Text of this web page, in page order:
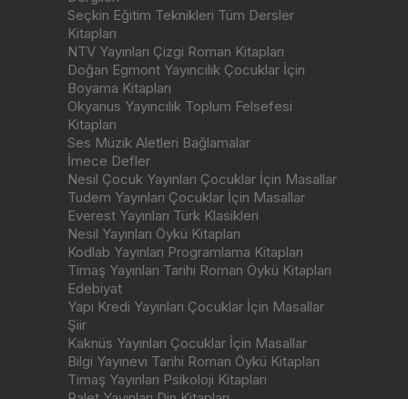
Seçkin Eğitim Teknikleri Tüm Dersler
Kitapları
NTV Yayınları Çizgi Roman Kitapları
Doğan Egmont Yayıncılık Çocuklar İçin
Boyama Kitapları
Okyanus Yayıncılık Toplum Felsefesi
Kitapları
Ses Müzik Aletleri Bağlamalar
İmece Defler
Nesil Çocuk Yayınları Çocuklar İçin Masallar
Tudem Yayınları Çocuklar İçin Masallar
Everest Yayınları Türk Klasikleri
Nesil Yayınları Öykü Kitapları
Kodlab Yayınları Programlama Kitapları
Timaş Yayınları Tarihi Roman Öykü Kitapları
Edebiyat
Yapı Kredi Yayınları Çocuklar İçin Masallar
Şiir
Kaknüs Yayınları Çocuklar İçin Masallar
Bilgi Yayınevi Tarihi Roman Öykü Kitapları
Timaş Yayınları Psikoloji Kitapları